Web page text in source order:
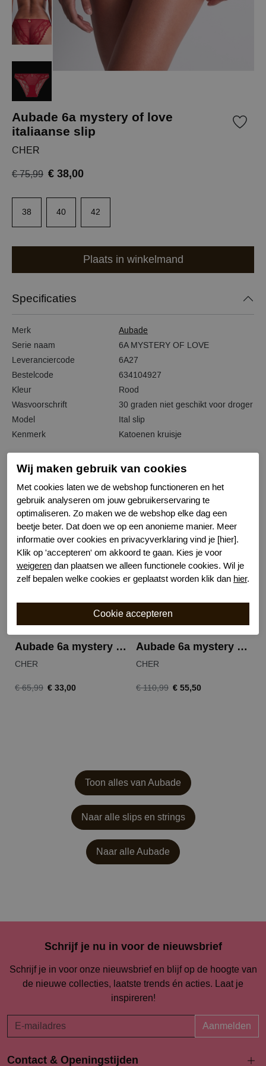
Aubade 6a mystery of love
italiaanse slip
CHER
€ 75,99 € 38,00
38 40 42
Plaats in winkelmand
Specificaties
Merk
Aubade
Serie naam
6A MYSTERY OF LOVE
Leveranciercode
6A27
Bestelcode
634104927
Kleur
Rood
Wasvoorschrift
30 graden niet geschikt voor droger
Model
Ital slip
Kenmerk
Katoenen kruisje
Gerelateerde producten
-50%
Aubade 6a mystery of love string
CHER
€ 65,99 € 33,00
-50%
Aubade 6a mystery of love balconet
CHER
€ 110,99 € 55,50
Toon alles van Aubade
Naar alle slips en strings
Naar alleAubade
Schrijf je nu in voor de nieuwsbrief
Schrijf je in voor onze nieuwsbrief en blijf op de hoogte van
de nieuwe collecties, laatste trends én acties. Laat je
inspireren!
Aanmelden
Contact & Openingstijden
Wij maken gebruik van cookies
Met cookies laten we de webshop functioneren en het
gebruik analyseren om jouw gebruikerservaring te
optimaliseren. Zo maken we de webshop elke dag een
beetje beter. Dat doen we op een anonieme manier. Meer
informatie over cookies en privacyverklaring vind je [hier].
Klik op 'accepteren' om akkoord te gaan. Kies je voor
weigeren dan plaatsen we alleen functionele cookies. Wil je
zelf bepalen welke cookies er geplaatst worden klik dan hier.